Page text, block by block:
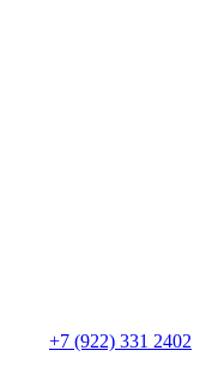
+7 (922) 331 2402